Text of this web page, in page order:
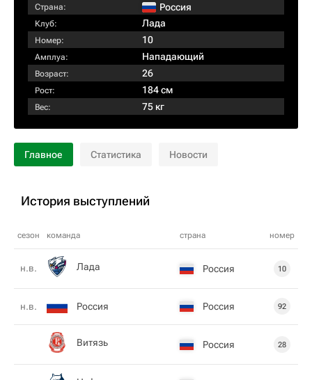
Страна: Россия
Клуб: Лада
Номер: 10
Амплуа: Нападающий
Возраст: 26
Рост: 184 см
Вес: 75 кг
Главное Статистика Новости
История выступлений
сезон команда страна номер
н.в. Лада Россия 10
н.в. Россия Россия 92
Витязь Россия 28